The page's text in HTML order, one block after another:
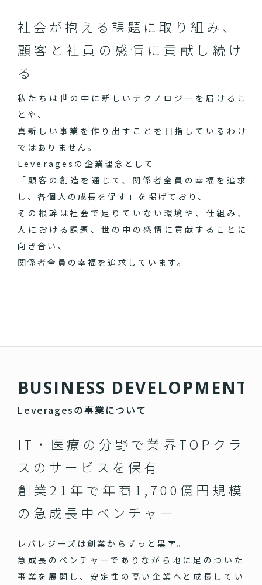
社会が抱える課題に取り組み、
顧客と社員の感情に貢献し続け
る
私たちは世の中に新しいテクノロジーを届けるこ
とや、
真新しい事業を作り出すことを目指しているわけ
ではありません。
Leveragesの企業理念として
「顧客の創造を通じて、関係者全員の幸福を追求
し、各個人の成長を促す」を掲げており、
その根幹は社会で足りていない環境や、仕組み、
人における課題、世の中の感情に貢献することに
向き合い、
関係者全員の幸福を追求しています。
BUSIN ESS DEVELOPM ENT
Leveragesの事業について
IT・医療の分野で業界TOPクラ
スのサービスを保有
創業21年で年商1,700億円規模
の急成長中ベンチャー
レバレジーズは創業からずっと黒字。
急成長のベンチャーでありながら地に足のついた
事業を展開し、安定性の高い企業へと成長してい